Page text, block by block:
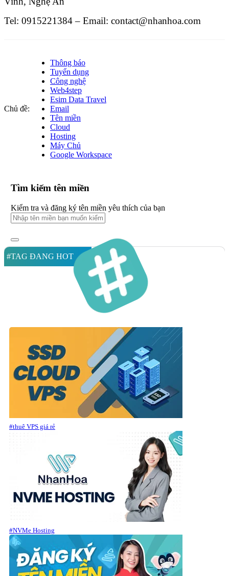
Tel: 0915221384 – Email: contact@nhanhoa.com
Chủ đề:
Thông báo
Tuyển dụng
Công nghệ
Web4step
Esim Data Travel
Email
Tên miền
Cloud
Hosting
Máy Chủ
Google Workspace
Tìm kiếm tên miền
Kiểm tra và đăng ký tên miền yêu thích của bạn
#TAG ĐANG HOT
#thuê VPS giá rẻ
#NVMe Hosting